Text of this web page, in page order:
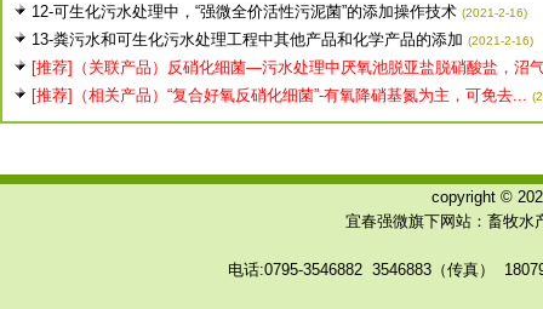
12-可生化污水处理中，“强微全价活性污泥菌”的添加操作技术 (2021-2-16)
13-粪污水和可生化污水处理工程中其他产品和化学产品的添加 (2021-2-16)
[推荐]（关联产品）反硝化细菌—污水处理中厌氧池脱亚盐脱硝酸盐，沼
[推荐]（相关产品）“复合好氧反硝化细菌”-有氧降硝基氮为主，可免去...
copyright ©
宜春强微旗下网站：畜牧水
电话:0795-3546882 3546883（传真）